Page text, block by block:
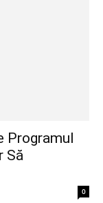
Programul
Să
0